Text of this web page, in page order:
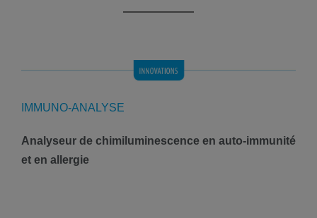
IMMUNO-ANALYSE
Analyseur de chimiluminescence en auto-immunité
et en allergie